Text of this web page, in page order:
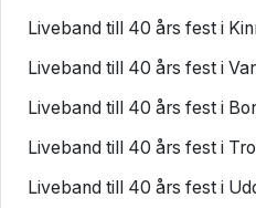
Liveband till 40 års fest i
Liveband till 40 års fest i
Liveband till 40 års fest i
Liveband till 40 års fest i
Liveband till 40 års fest i